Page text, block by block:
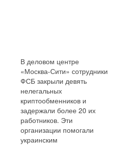
В деловом центре
«Москва-Сити» сотрудники
ФСБ закрыли девять
нелегальных
криптообменников и
задержали более 20 их
работников. Эти
организации помогали
украинским